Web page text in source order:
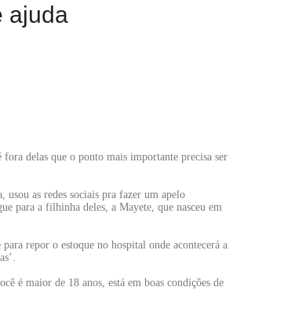
ajuda
delas que o ponto mais importante precisa ser
as redes sociais pra fazer um apelo
para a filhinha deles, a Mayete, que nasceu em
repor o estoque no hospital onde acontecerá a
é maior de 18 anos, está em boas condições de